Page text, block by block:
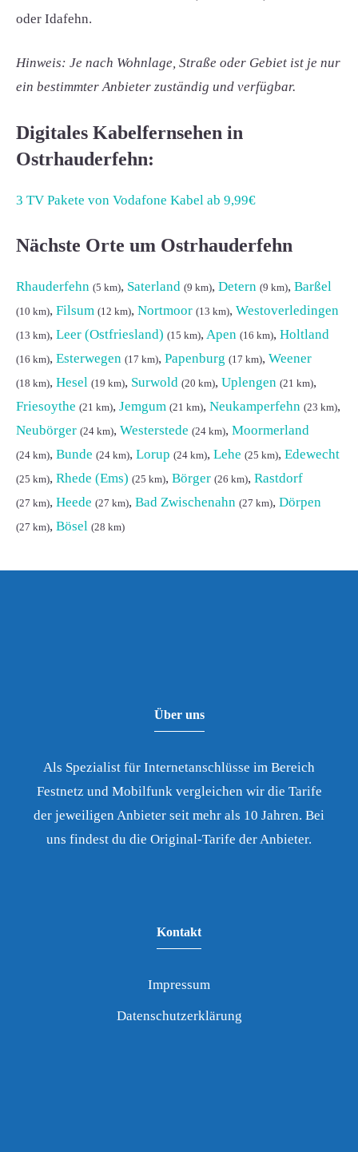
oder Idafehn.
Hinweis: Je nach Wohnlage, Straße oder Gebiet ist je nur
ein bestimmter Anbieter zuständig und verfügbar.
Digitales Kabelfernsehen in
Ostrhauderfehn:
3 TV Pakete von Vodafone Kabel ab 9,99€
Nächste Orte um Ostrhauderfehn
Rhauderfehn (5 km), Saterland (9 km), Detern (9 km), Barßel
(10 km), Filsum (12 km), Nortmoor (13 km), Westoverledingen
(13 km), Leer (Ostfriesland) (15 km), Apen (16 km), Holtland
(16 km), Esterwegen (17 km), Papenburg (17 km), Weener
(18 km), Hesel (19 km), Surwold (20 km), Uplengen (21 km),
Friesoythe (21 km), Jemgum (21 km), Neukamperfehn (23 km),
Neubörger (24 km), Westerstede (24 km), Moormerland
(24 km), Bunde (24 km), Lorup (24 km), Lehe (25 km), Edewecht
(25 km), Rhede (Ems) (25 km), Börger (26 km), Rastdorf
(27 km), Heede (27 km), Bad Zwischenahn (27 km), Dörpen
(27 km), Bösel (28 km)
Über uns
Als Spezialist für Internetanschlüsse im Bereich
Festnetz und Mobilfunk vergleichen wir die Tarife
der jeweiligen Anbieter seit mehr als 10 Jahren. Bei
uns findest du die Original-Tarife der Anbieter.
Kontakt
Impressum
Datenschutzerklärung